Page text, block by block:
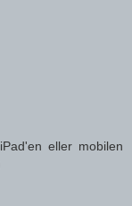
eller mobilen